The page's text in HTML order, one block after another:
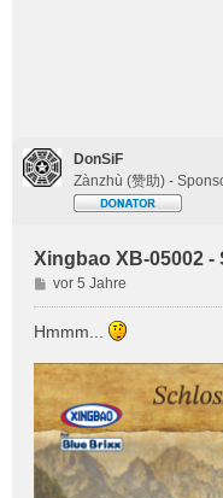
DonSiF
Zànzhù (赞助) -
Xingbao XB-05002
B
e
i
r
vor 5 Jahre
Hmmm...